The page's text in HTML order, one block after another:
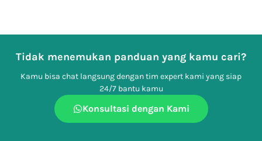
Tidak menemukan panduan yang kamu cari?
Kamu bisa chat langsung dengan tim expert kami yang siap
24/7 bantu kamu
Konsultasi dengan Kami